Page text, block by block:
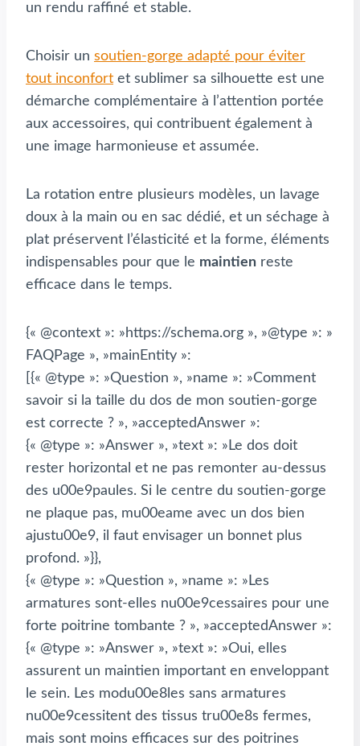
un rendu raffiné et stable.
Choisir un soutien-gorge adapté pour éviter
tout inconfort et sublimer sa silhouette est une
démarche complémentaire à l’attention portée
aux accessoires, qui contribuent également à
une image harmonieuse et assumée.
La rotation entre plusieurs modèles, un lavage
doux à la main ou en sac dédié, et un séchage à
plat préservent l’élasticité et la forme, éléments
indispensables pour que le maintien reste
efficace dans le temps.
{« @context »: »https://schema.org », »@type »: »
FAQPage », »mainEntity »:
[{« @type »: »Question », »name »: »Comment
savoir si la taille du dos de mon soutien-gorge
est correcte ? », »acceptedAnswer »:
{« @type »: »Answer », »text »: »Le dos doit
rester horizontal et ne pas remonter au-dessus
des u00e9paules. Si le centre du soutien-gorge
ne plaque pas, mu00eame avec un dos bien
ajustu00e9, il faut envisager un bonnet plus
profond. »}},
{« @type »: »Question », »name »: »Les
armatures sont-elles nu00e9cessaires pour une
forte poitrine tombante ? », »acceptedAnswer »:
{« @type »: »Answer », »text »: »Oui, elles
assurent un maintien important en enveloppant
le sein. Les modu00e8les sans armatures
nu00e9cessitent des tissus tru00e8s fermes,
mais sont moins efficaces sur des poitrines